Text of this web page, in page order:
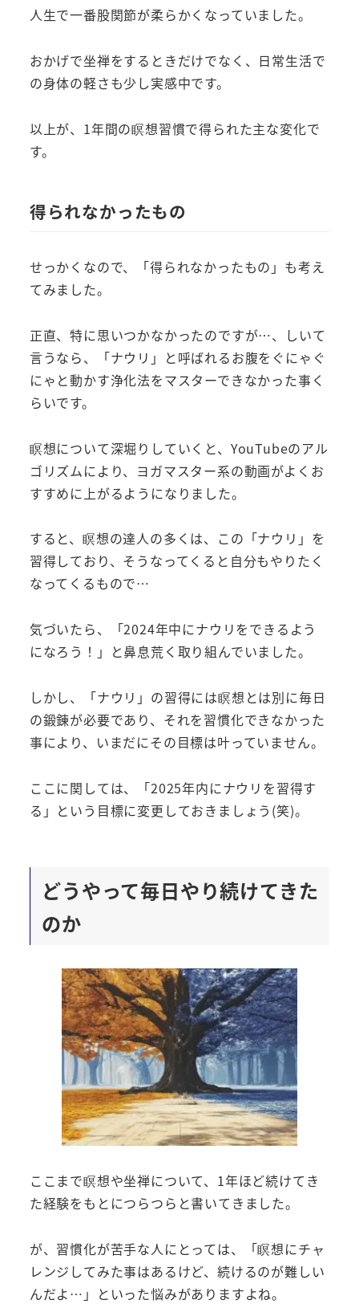
人生で一番股関節が柔らかくなっていました。
おかげで坐禅をするときだけでなく、日常生活で
の身体の軽さも少し実感中です。
以上が、1年間の瞑想習慣で得られた主な変化で
す。
得られなかったもの
せっかくなので、「得られなかったもの」も考え
てみました。
正直、特に思いつかなかったのですが…、しいて
言うなら、「ナウリ」と呼ばれるお腹をぐにゃぐ
にゃと動かす浄化法をマスターできなかった事く
らいです。
瞑想について深堀りしていくと、YouTubeのアル
ゴリズムにより、ヨガマスター系の動画がよくお
すすめに上がるようになりました。
すると、瞑想の達人の多くは、この「ナウリ」を
習得しており、そうなってくると自分もやりたく
なってくるもので…
気づいたら、「2024年中にナウリをできるよう
になろう！」と鼻息荒く取り組んでいました。
しかし、「ナウリ」の習得には瞑想とは別に毎日
の鍛錬が必要であり、それを習慣化できなかった
事により、いまだにその目標は叶っていません。
ここに関しては、「2025年内にナウリを習得す
る」という目標に変更しておきましょう(笑)。
どうやって毎日やり続けてきた
のか
ここまで瞑想や坐禅について、1年ほど続けてき
た経験をもとにつらつらと書いてきました。
が、習慣化が苦手な人にとっては、「瞑想にチャ
レンジしてみた事はあるけど、続けるのが難しい
んだよ…」といった悩みがありますよね。